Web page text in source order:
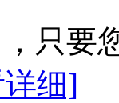
只要
细]